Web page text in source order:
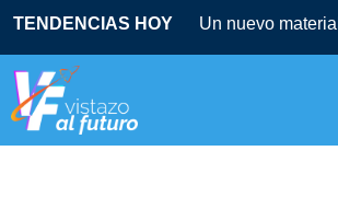
TENDENCIAS HOY Un nuevo